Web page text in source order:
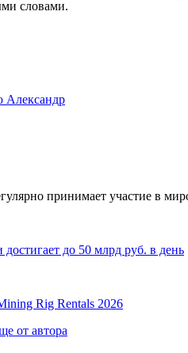
словами.
Александр
принимает участие в
до 50 млрд руб. в день
Rig Rentals 2026
от автора